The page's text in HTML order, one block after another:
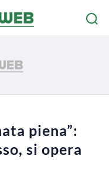
piena”:
si opera